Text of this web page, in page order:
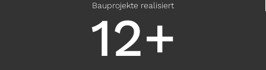
Bauprojekte realisiert
12+